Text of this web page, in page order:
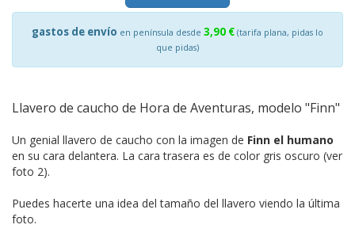
gastos de envío en península desde 3,90 € (tarifa plana, pidas lo
que pidas)
Llavero de caucho de Hora de Aventuras, modelo "Finn"
Un genial llavero de caucho con la imagen de Finn el humano
en su cara delantera. La cara trasera es de color gris oscuro (ver
foto 2).
Puedes hacerte una idea del tamaño del llavero viendo la última
foto.